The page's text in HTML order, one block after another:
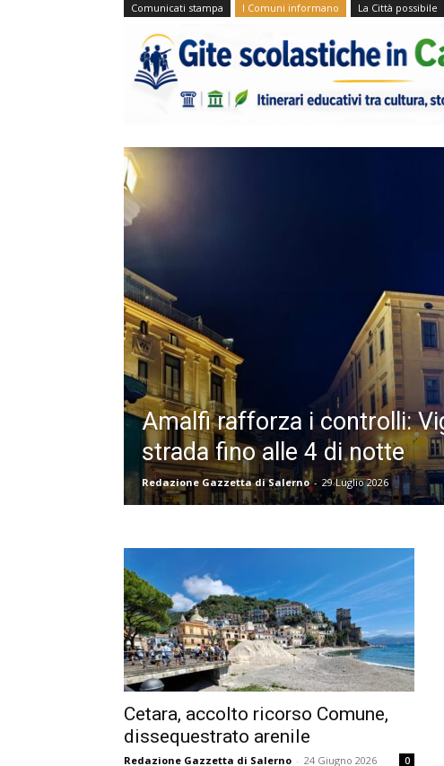
Comunicati stampa I Comuni informano La Città possibile
Amalfi rafforza i controlli:
strada fino alle 4 di notte
Redazione Gazzetta di Salerno - 29 Luglio 2026
Cetara, accolto ricorso Comune,
dissequestrato arenile
Redazione Gazzetta di Salerno - 24 Giugno 2026 0